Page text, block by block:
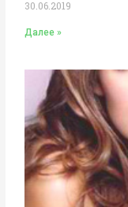
30.06.2019
Далее »